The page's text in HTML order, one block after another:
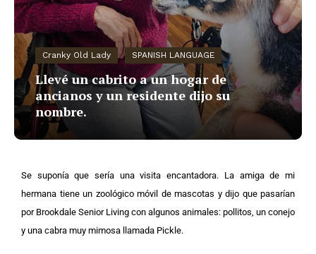
Cranky Old Lady SPANISH LANGUAGE
Llevé un cabrito a un hogar de
ancianos y un residente dijo su
nombre.
Se suponía que sería una visita encantadora. La amiga de mi
hermana tiene un zoológico móvil de mascotas y dijo que pasarían
por Brookdale Senior Living con algunos animales: pollitos, un conejo
y una cabra muy mimosa llamada Pickle.